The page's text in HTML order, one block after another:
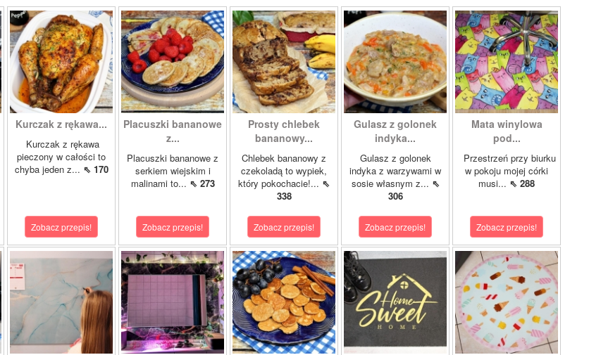
Kurczak z rękawa...
Kurczak z rękawa
pieczony w całości to
chyba jeden z... ⇖ 170
Zobacz przepis!
Placuszki bananowe
z...
Placuszki bananowe z
serkiem wiejskim i
malinami to... ⇖ 273
Zobacz przepis!
Prosty chlebek
bananowy...
Chlebek bananowy z
czekoladą to wypiek,
który pokochacie!... ⇖
338
Zobacz przepis!
Gulasz z golonek
indyka...
Gulasz z golonek
indyka z warzywami w
sosie własnym z... ⇖
306
Zobacz przepis!
Mata winylowa
pod...
Przestrzeń przy biurku
w pokoju mojej córki
musi... ⇖ 288
Zobacz przepis!